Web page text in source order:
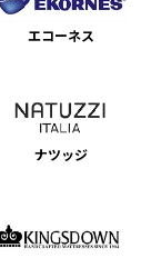
エコーネス
ナツッジ